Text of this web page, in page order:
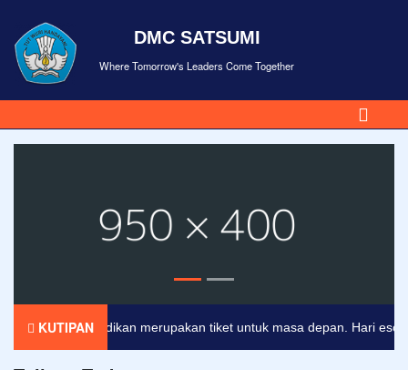
DMC SATSUMI
Where Tomorrow's Leaders Come Together
KUTIPAN
Pendidikan merupakan tiket untuk masa depan. Hari esok